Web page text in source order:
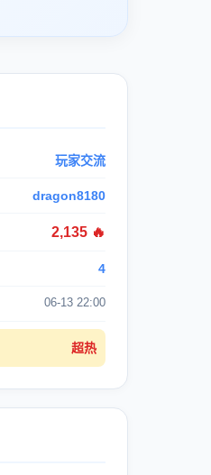
玩家交流
dragon8180
2,135 🔥
4
06-13 22:00
超热